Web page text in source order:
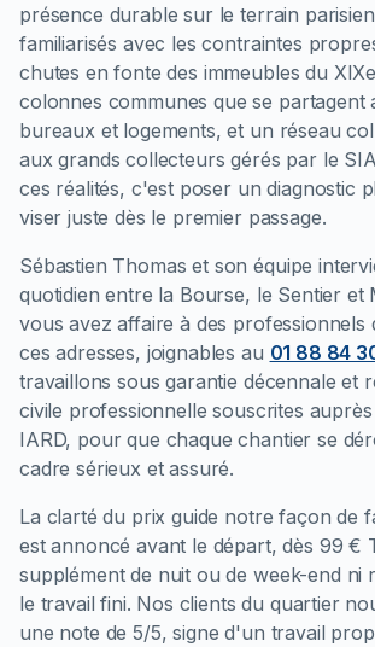
présence durable sur le terrain
familiarisés avec les contraintes
chutes en fonte des immeubles du
colonnes communes que se partagent
bureaux et logements, et un réseau
aux grands collecteurs gérés par le
ces réalités, c'est poser un diagnostic
viser juste dès le premier passage.
Sébastien Thomas et son équipe
quotidien entre la Bourse, le Sentier et
vous avez affaire à des professionnels
ces adresses, joignables au 01 88 84
travaillons sous garantie décennale et
civile professionnelle souscrites
IARD, pour que chaque chantier se
cadre sérieux et assuré.
La clarté du prix guide notre façon de
est annoncé avant le départ, dès 99 €
supplément de nuit ou de week-end ni
le travail fini. Nos clients du quartier
une note de 5/5, signe d'un travail